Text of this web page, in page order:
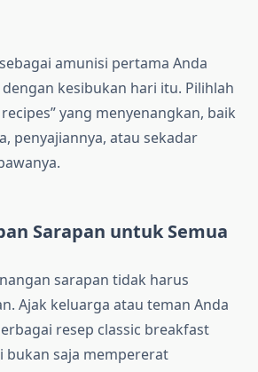
amunisi pertama Anda
kesibukan hari itu. Pilihlah
yang menyenangkan, baik
penyajiannya, atau sekadar
Sarapan untuk Semua
sarapan tidak harus
Ajak keluarga atau teman Anda
resep classic breakfast
bukan saja mempererat